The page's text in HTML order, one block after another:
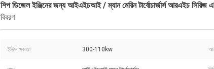
শিপ ডিজেল ইঞ্জিনের জন্য আইএইচআই / ম্যান মেরিন টার্বোচার্জার্স আরএইচ সিরিজ
বিবরণ
ইঞ্জিন ক্ষমতা: 300-110kw